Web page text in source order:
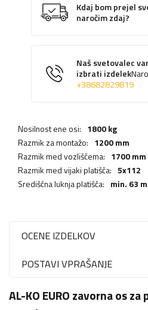
Kdaj bom prejel
naročim zdaj?
Naš svetovalec
izbrati izdelek
+38682829819
Nosilnost ene osi: 1800 kg
Razmik za montažo: 1200 mm
Razmik med vozliščema: 1700 mm
Razmik med vijaki platišča: 5x112
Središčna luknja platišča: min. 63
OCENE IZDELKOV
POSTAVI VPRAŠANJE
AL-KO EURO zavorna os